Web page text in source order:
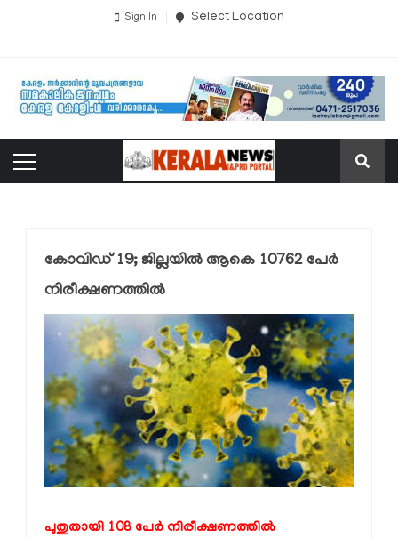
Sign In Select Location
കോവിഡ് 19; ജില്ലയില്‍ ആകെ 10762 പേര്‍
നിരീക്ഷണത്തില്‍
പുതുതായി 108 പേര്‍ നിരീക്ഷണത്തില്‍